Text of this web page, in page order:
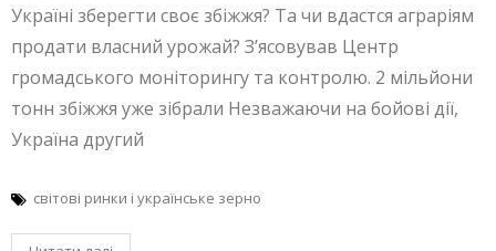
Україні зберегти своє збіжжя? Та чи вдастся аграріям
продати власний урожай? З’ясовував Центр
громадського моніторингу та контролю. 2 мільйони
тонн збіжжя уже зібрали Незважаючи на бойові дії,
Україна другий
світові ринки і українське зерно